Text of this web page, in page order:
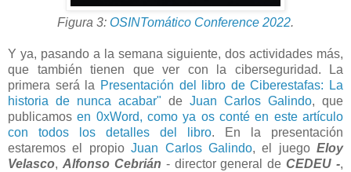
Figura 3: OSINTomático Conference 2022.
Y ya, pasando a la semana siguiente, dos actividades más,
que también tienen que ver con la ciberseguridad. La
primera será la Presentación del libro de Ciberestafas: La
historia de nunca acabar" de Juan Carlos Galindo, que
publicamosen 0xWord, como ya os conté en este artículo
con todos los detalles del libro. En la presentación
estaremos el propioJuan Carlos Galindo, el juego Eloy
Velasco, Alfonso Cebrián - director general deCEDEU -,